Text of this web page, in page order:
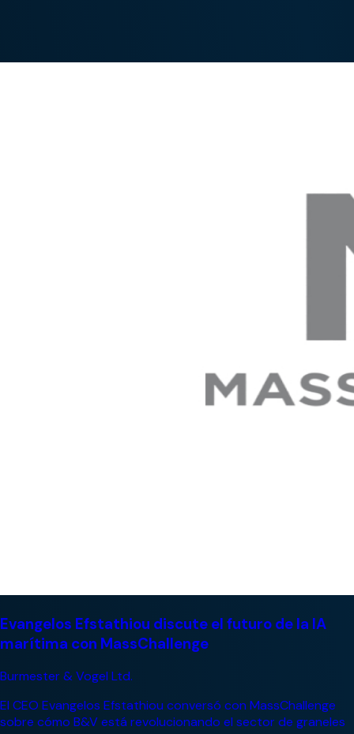
Evangelos Efstathiou discute el futuro de la IA
marítima con MassChallenge
Burmester & Vogel Ltd.
El CEO Evangelos Efstathiou conversó con MassChallenge
sobre cómo B&V está revolucionando el sector de graneles